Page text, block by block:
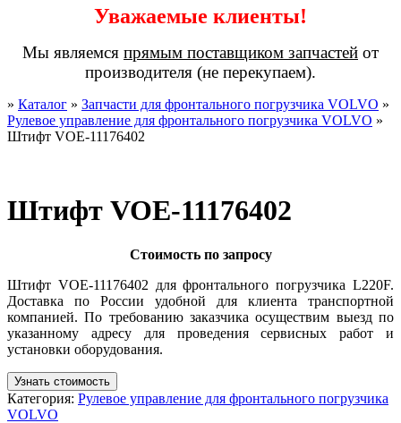
Уважаемые клиенты!
Мы являемся прямым поставщиком запчастей от
производителя (не перекупаем).
» Каталог » Запчасти для фронтального погрузчика VOLVO »
Рулевое управление для фронтального погрузчика VOLVO »
Штифт VOE-11176402
Штифт VOE-11176402
Стоимость по запросу
Штифт VOE-11176402 для фронтального погрузчика L220F.
Доставка по России удобной для клиента транспортной
компанией. По требованию заказчика осуществим выезд по
указанному адресу для проведения сервисных работ и
установки оборудования.
Узнать стоимость
Категория: Рулевое управление для фронтального погрузчика
VOLVO